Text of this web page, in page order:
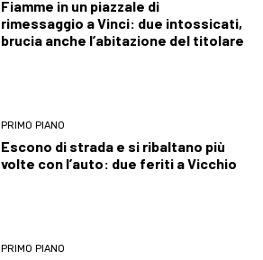
Fiamme in un piazzale di
rimessaggio a Vinci: due intossicati,
brucia anche l’abitazione del titolare
PRIMO PIANO
Escono di strada e si ribaltano più
volte con l’auto: due feriti a Vicchio
PRIMO PIANO